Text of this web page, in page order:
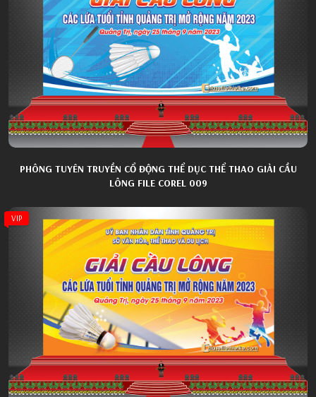
PHÔNG TUYÊN TRUYỀN CỔ ĐỘNG THỂ DỤC THỂ THAO GIẢI CẦU
LÔNG FILE COREL 009
VIP